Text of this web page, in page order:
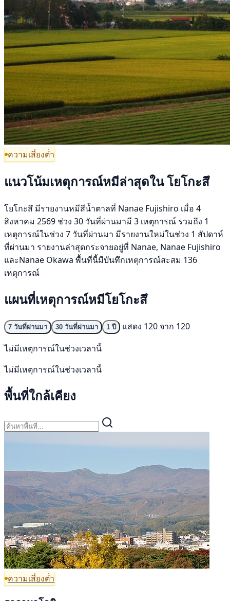
ความเสี่ยงต่ำ
แนวโน้มเหตุการณ์หมีล่าสุดใน โยโกะสึ
โยโกะสึ มีรายงานหมีสีน้ำตาลที่ Nanae Fujishiro เมื่อ 4
สิงหาคม 2569 ช่วง 30 วันที่ผ่านมามี 3 เหตุการณ์ รวมถึง 1
เหตุการณ์ในช่วง 7 วันที่ผ่านมา มีรายงานใหม่ในช่วง 1 สัปดาห์
ที่ผ่านมา รายงานล่าสุดกระจายอยู่ที่ Nanae, Nanae Fujishiro
และNanae Okawa พื้นที่นี้มีบันทึกเหตุการณ์สะสม 136
เหตุการณ์
แผนที่เหตุการณ์หมีโยโกะสึ
7 วันที่ผ่านมา 30 วันที่ผ่านมา 1 ปี
แสดง 120 จาก 120
ไม่มีเหตุการณ์ในช่วงเวลานี้
ไม่มีเหตุการณ์ในช่วงเวลานี้
พื้นที่ใกล้เคียง
ความเสี่ยงต่ำ